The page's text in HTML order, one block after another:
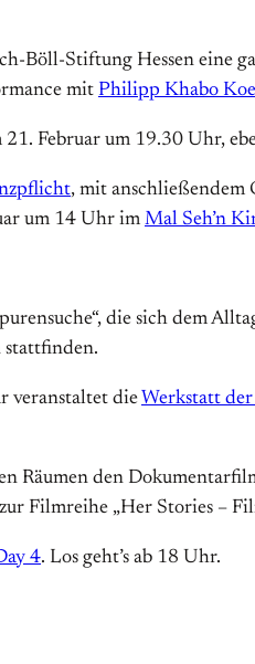
Stiftung Hessen eine
mit Philipp Khabo
21. Februar um 19.30 Uhr,
‚ mit
um 14 Uhr im Mal Seh’n
die sich dem
stattfinden.
veranstaltet die Werkstatt
Räumen den
Filmreihe „Her Stories –
4. Los geht’s ab 18 Uhr.